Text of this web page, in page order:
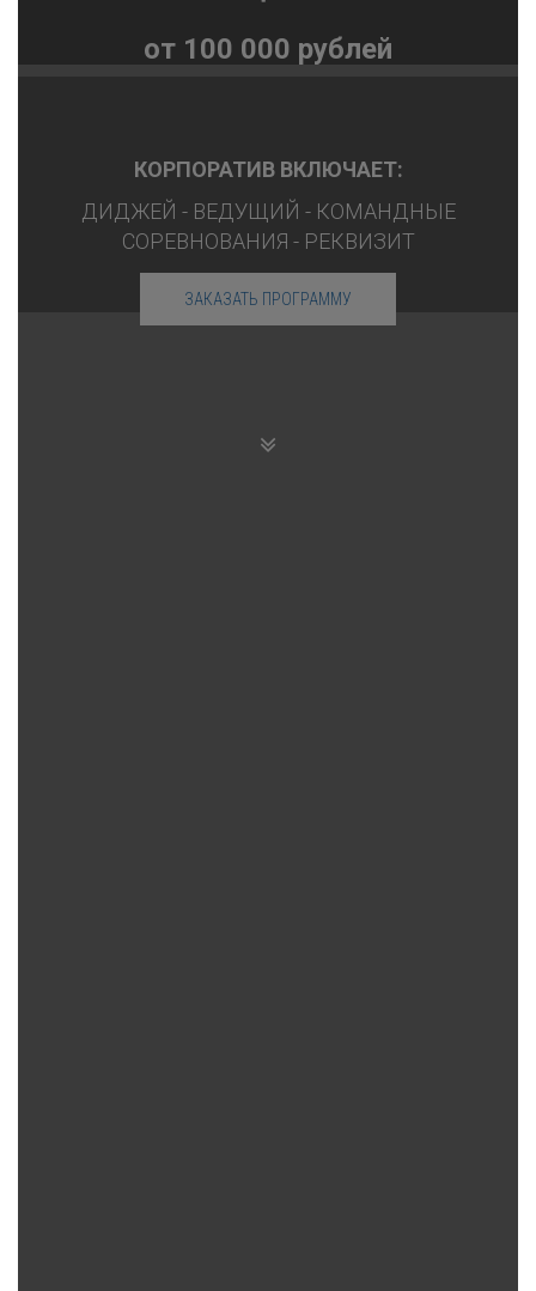
от 100 000 рублей
КОРПОРАТИВ ВКЛЮЧАЕТ:
ДИДЖЕЙ - ВЕДУЩИЙ - КОМАНДНЫЕ
СОРЕВНОВАНИЯ - РЕКВИЗИТ
ЗАКАЗАТЬ ПРОГРАММУ